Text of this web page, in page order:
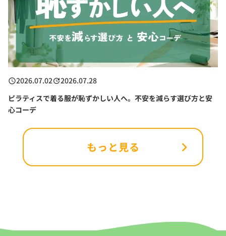
2026.07.02
2026.07.28
ピラティスで着る服が恥ずかしい人へ。不安を減らす選び方と安
心コーデ
もっと見る